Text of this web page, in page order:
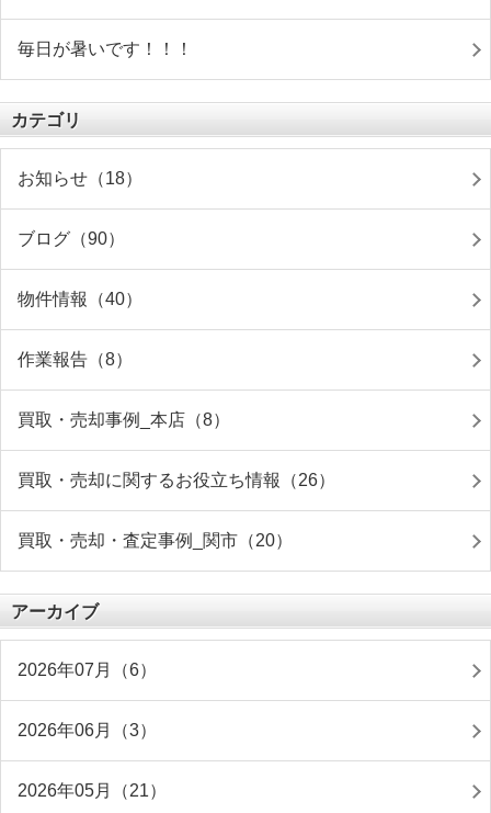
毎日が暑いです！！！
カテゴリ
お知らせ（18）
ブログ（90）
物件情報（40）
作業報告（8）
買取・売却事例_本店（8）
買取・売却に関するお役立ち情報（26）
買取・売却・査定事例_関市（20）
アーカイブ
2026年07月（6）
2026年06月（3）
2026年05月（21）